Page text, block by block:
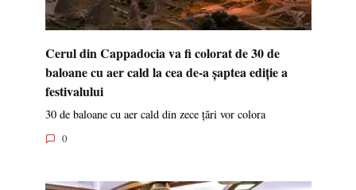
Cerul din Cappadocia va fi colorat de 30 de
baloane cu aer cald la cea de-a șaptea ediție a
festivalului
30 de baloane cu aer cald din zece țări vor colora
0